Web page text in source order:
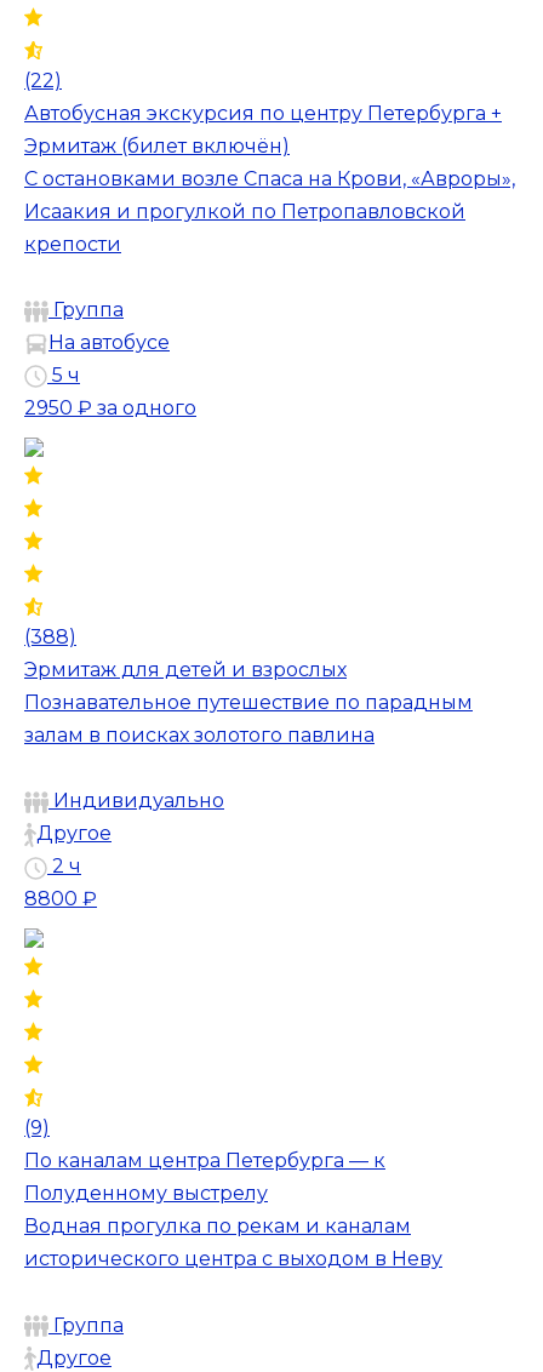
(22)
Автобусная экскурсия по центру Петербурга +
Эрмитаж (билет включён)
С остановками возле Спаса на Крови, «Авроры»,
Исаакия и прогулкой по Петропавловской
крепости
Группа
На автобусе
5 ч
2950 ₽ за одного
(388)
Эрмитаж для детей и взрослых
Познавательное путешествие по парадным
залам в поисках золотого павлина
Индивидуально
Другое
2 ч
8800 ₽
(9)
По каналам центра Петербурга — к
Полуденному выстрелу
Водная прогулка по рекам и каналам
исторического центра с выходом в Неву
Группа
Другое